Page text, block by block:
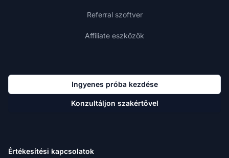
Referral szoftver
Affiliate eszközök
Ingyenes próba kezdése
Konzultáljon szakértővel
Értékesítési kapcsolatok